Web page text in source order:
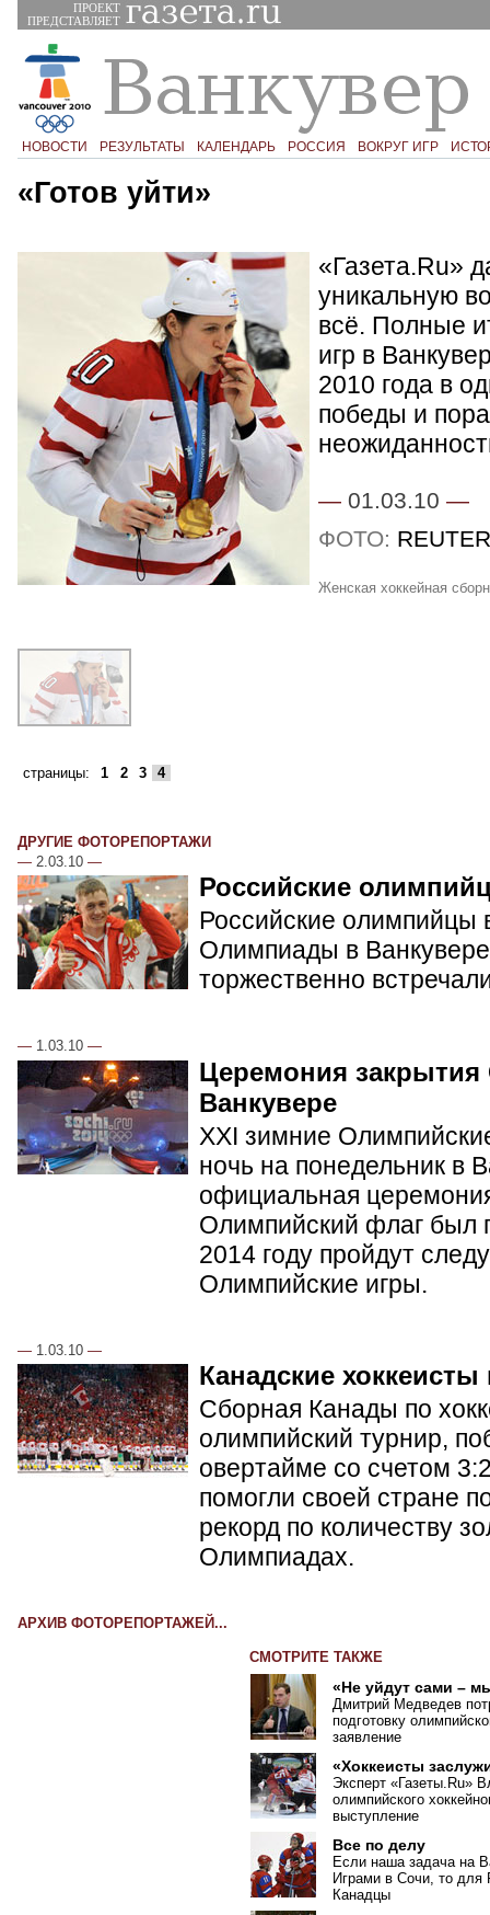
ПРОЕКТ
ПРЕДСТАВЛЯЕТ
НОВОСТИ РЕЗУЛЬТАТЫ КАЛЕНДАРЬ РОССИЯ ВОКРУГ ИГР
«Готов уйти»
«Газета.Ru»
уникальную
всё. Полные
игр в
2010 года в
победы и
— 01.03.10 —
ФОТО:
Женская хоккейная
страницы: 1 2 3 4
ДРУГИЕ ФОТОРЕПОРТАЖИ
— 2.03.10 —
Российские
Российские олимпийцы
Олимпиады в
торжественно
— 1.03.10 —
Церемония
Ванкувере
XXI зимние
ночь на понедельник в
официальная
Олимпийский флаг был
2014 году пройдут
Олимпийские игры.
— 1.03.10 —
Канадские
Сборная Канады по
олимпийский турнир,
овертайме со счетом
помогли своей стране
рекорд по количеству
Олимпиадах.
АРХИВ ФОТОРЕПОРТАЖЕЙ...
СМОТРИТЕ ТАКЖЕ
«Не уйдут сами –
Дмитрий Медведев
подготовку
заявление
«Хоккеисты
Эксперт «Газеты.Ru»
олимпийского
выступление
Все по делу
Если наша задача на
Играми в Сочи, то для
Канадцы